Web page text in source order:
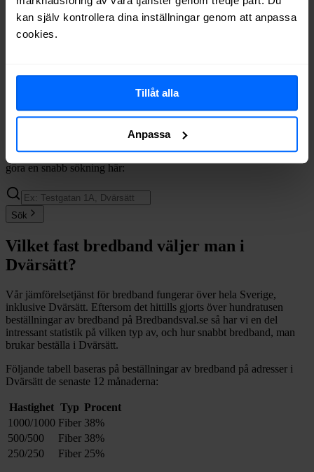
kan själv kontrollera dina inställningar genom att anpassa
cookies.
Tillåt alla
Anpassa
Telia
Fiber
88%
Telenor
Inleed
Fiber 11%
Om du vill se exakt vilka internetleverantörer som erbjuder
bredband på din adress iDvärsättpå Bredbandsval.se är det bara att
göra en snabb sökning här:
Sök
Vilket fast bredband väljer man i
Dvärsätt?
Vår jämförelsetjänst för bredband fungerar över hela Sverige,
inklusive Dvärsätt. Eftersom det hittills gjorts över hundratusen
beställningar av bredband på Bredbandsval.se så har vi en del
intressant statistik på vilken typ av, och hur snabbt bredband, man
brukar beställa i Dvärsätt.
Följande tabell baseras på beställningar av bredband på adresser i
Dvärsätt de senaste 12 månaderna:
Hastighet Typ Procent
1000/1000 Fiber 38%
500/500
Fiber 38%
250/250
Fiber 25%